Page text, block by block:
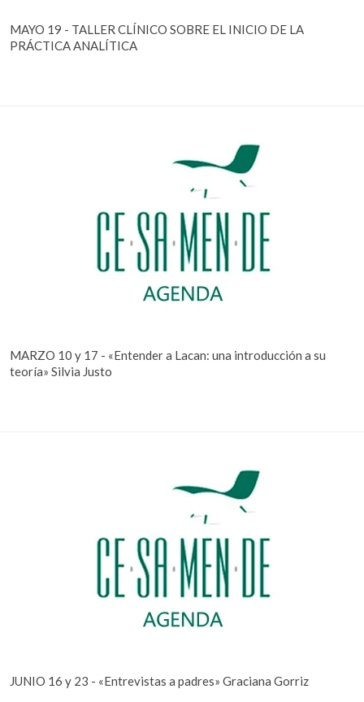
MAYO 19 - TALLER CLÍNICO SOBRE EL INICIO DE LA
PRÁCTICA ANALÍTICA
MARZO 10 y 17 - «Entender a Lacan: una introducción a su
teoría» Silvia Justo
JUNIO 16 y 23 - «Entrevistas a padres» Graciana Gorriz